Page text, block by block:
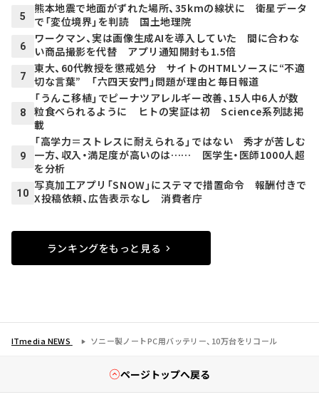
5
熊本地震で地面がずれた場所、35kmの線状に 衛星データ
で「変位境界」を判読 国土地理院
6
ワークマン、実は画像生成AIを導入していた 間に合わな
い商品撮影を代替 アプリ通知開封も1.5倍
7
東大、60代教授を懲戒処分 サイトのHTMLソースに“不適
切な言葉” 「六四天安門」問題が理由と毎日報道
8
「うんこ移植」でピーナツアレルギー改善、15人中6人が数
粒食べられるように ヒトの実証は初 Science系列誌掲
載
9
「高学力＝ストレスに耐えられる」ではない 秀才が苦しむ
一方、収入・満足度が高いのは…… 医学生・医師1000人超
を分析
10
写真加工アプリ「SNOW」にステマで措置命令 報酬付きで
X投稿依頼、広告表示なし 消費者庁
ランキングをもっと見る
ITmedia NEWS ソニー製ノートPC用バッテリー、10万台をリコール
ページトップへ戻る